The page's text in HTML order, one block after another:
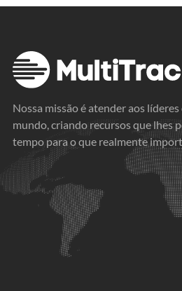
Nossa missão é atender aos
mundo, criando recursos que lhes
tempo para o que realmente